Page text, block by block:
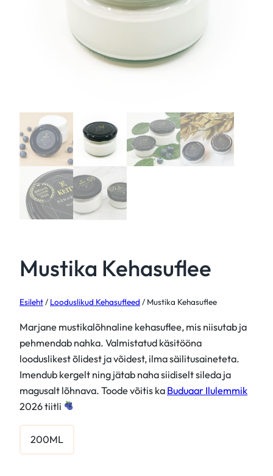
Mustika Kehasuflee
Esileht/ Looduslikud Kehasufleed / Mustika Kehasuflee
Marjane mustikalõhnaline kehasuflee, mis niisutab ja
pehmendab nahka. Valmistatud käsitööna
looduslikest õlidest ja võidest, ilma säilitusaineteta.
Imendub kergelt ning jätab naha siidiselt sileda ja
magusalt lõhnava. Toode võitis ka Buduaar Ilulemmik
2026 tiitli